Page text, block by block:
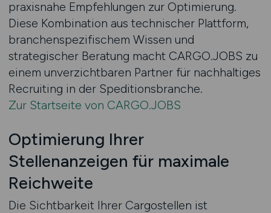
praxisnahe Empfehlungen zur Optimierung.
Diese Kombination aus technischer Plattform,
branchenspezifischem Wissen und
strategischer Beratung macht CARGO.JOBS zu
einem unverzichtbaren Partner für nachhaltiges
Recruiting in der Speditionsbranche.
Zur Startseite von CARGO.JOBS
Optimierung Ihrer
Stellenanzeigen für maximale
Reichweite
Die Sichtbarkeit Ihrer Cargostellen ist